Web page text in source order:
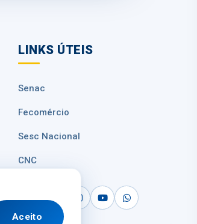
LINKS ÚTEIS
Senac
Fecomércio
Sesc Nacional
CNC
Aceito